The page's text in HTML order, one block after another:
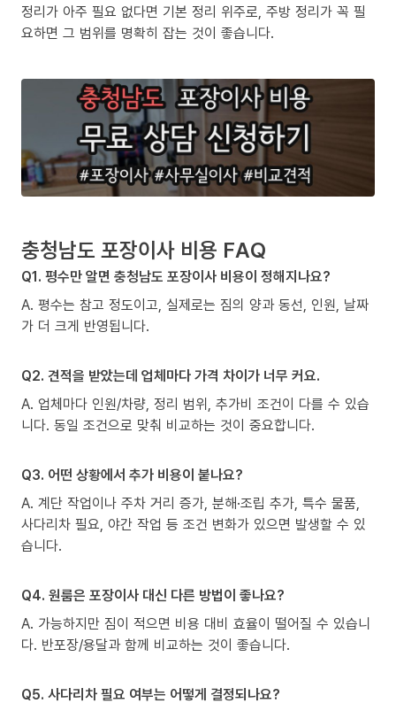
정리가 아주 필요 없다면 기본 정리 위주로, 주방 정리가 꼭 필
요하면 그 범위를 명확히 잡는 것이 좋습니다.
충청남도 포장이사 비용 FAQ
Q1. 평수만 알면 충청남도 포장이사 비용이 정해지나요?
A. 평수는 참고 정도이고, 실제로는 짐의 양과 동선, 인원, 날짜
가 더 크게 반영됩니다.
Q2. 견적을 받았는데 업체마다 가격 차이가 너무 커요.
A. 업체마다 인원/차량, 정리 범위, 추가비 조건이 다를 수 있습
니다. 동일 조건으로 맞춰 비교하는 것이 중요합니다.
Q3. 어떤 상황에서 추가 비용이 붙나요?
A. 계단 작업이나 주차 거리 증가, 분해·조립 추가, 특수 물품,
사다리차 필요, 야간 작업 등 조건 변화가 있으면 발생할 수 있
습니다.
Q4. 원룸은 포장이사 대신 다른 방법이 좋나요?
A. 가능하지만 짐이 적으면 비용 대비 효율이 떨어질 수 있습니
다. 반포장/용달과 함께 비교하는 것이 좋습니다.
Q5. 사다리차 필요 여부는 어떻게 결정되나요?